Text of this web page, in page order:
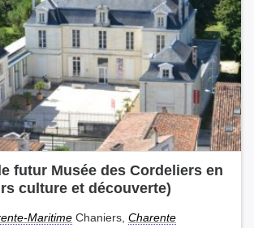
futur Musée des Cordeliers en
culture et découverte)
Maritime Chaniers, Charente